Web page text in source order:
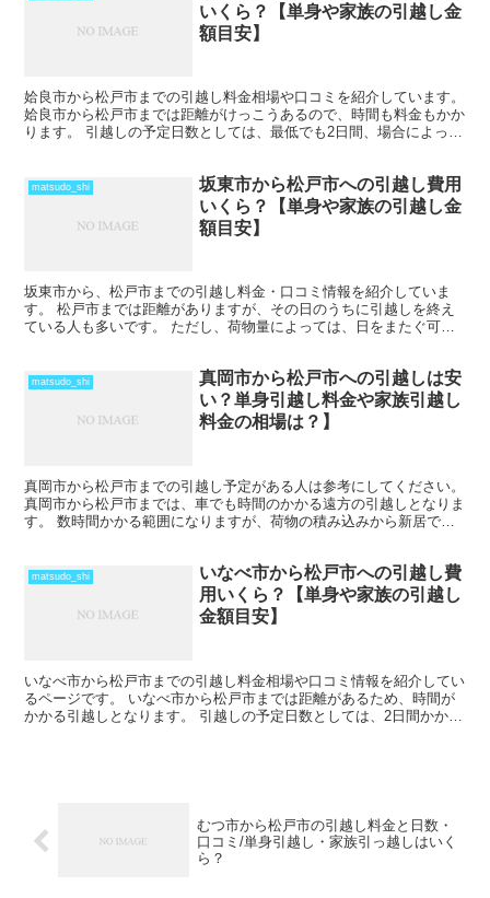
いくら？【単身や家族の引越し金
額目安】
姶良市から松戸市までの引越し料金相場や口コミを紹介しています。
姶良市から松戸市までは距離がけっこうあるので、時間も料金もかか
ります。 引越しの予定日数としては、最低でも2日間、場合によって
matsudo_shi
坂東市から松戸市への引越し費用
いくら？【単身や家族の引越し金
額目安】
坂東市から、松戸市までの引越し料金・口コミ情報を紹介していま
す。 松戸市までは距離がありますが、その日のうちに引越しを終え
ている人も多いです。 ただし、荷物量によっては、日をまたぐ可能
matsudo_shi
真岡市から松戸市への引越しは安
い？単身引越し料金や家族引越し
料金の相場は？】
真岡市から松戸市までの引越し予定がある人は参考にしてください。
真岡市から松戸市までは、車でも時間のかかる遠方の引越しとなりま
す。 数時間かかる範囲になりますが、荷物の積み込みから新居での
matsudo_shi
いなべ市から松戸市への引越し費
用いくら？【単身や家族の引越し
金額目安】
いなべ市から松戸市までの引越し料金相場や口コミ情報を紹介してい
るページです。 いなべ市から松戸市までは距離があるため、時間が
かかる引越しとなります。 引越しの予定日数としては、2日間かかる
むつ市から松戸市の引越し料金と日数・
口コミ/単身引越し・家族引っ越しはいく
ら？